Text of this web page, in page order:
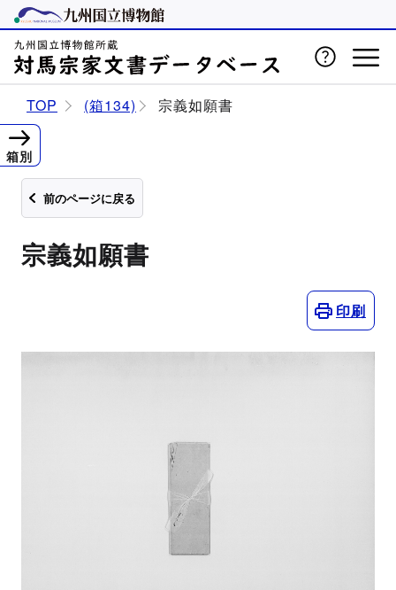
TOP (箱134) 宗義如願書
前のページに戻る
宗義如願書
印刷
箱別